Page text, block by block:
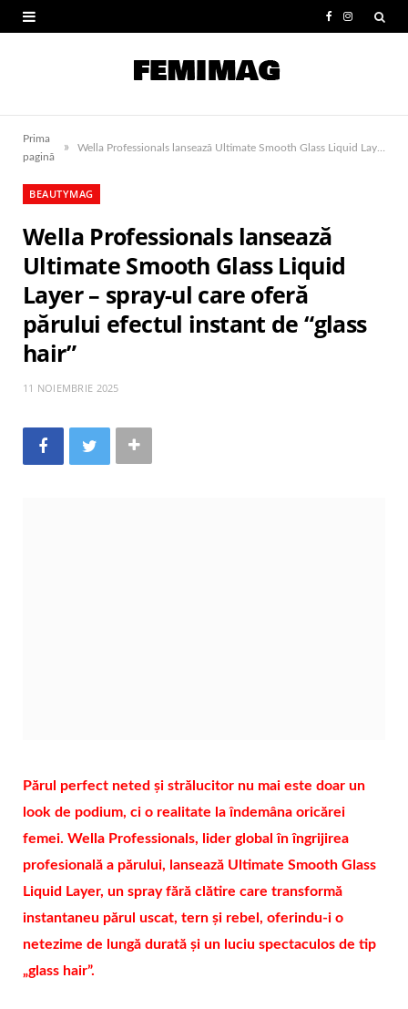
e
b
I
t
a
Prima
pagină
» Wella Professionals lansează Ultimate Smooth Glass Liquid Layer – spray-ul care oferă părului efectul instant de “glass hair”
BEAUTYMAG
Wella Professionals lansează
Ultimate Smooth Glass Liquid
Layer – spray-ul care oferă
părului efectul instant de “glass
hair”
11 NOIEMBRIE 2025
Părul perfect neted și strălucitor nu mai este doar un
look de podium, ci o realitate la îndemâna oricărei
femei. Wella Professionals, lider global în îngrijirea
profesională a părului, lansează Ultimate Smooth Glass
Liquid Layer, un spray fără clătire care transformă
instantaneu părul uscat, tern și rebel, oferindu-i o
netezime de lungă durată și un luciu spectaculos de tip
„glass hair”.